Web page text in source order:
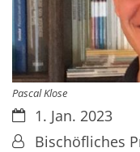
Pascal Klose
Datum:1. Jan. 2023
Von:Bischöfliches